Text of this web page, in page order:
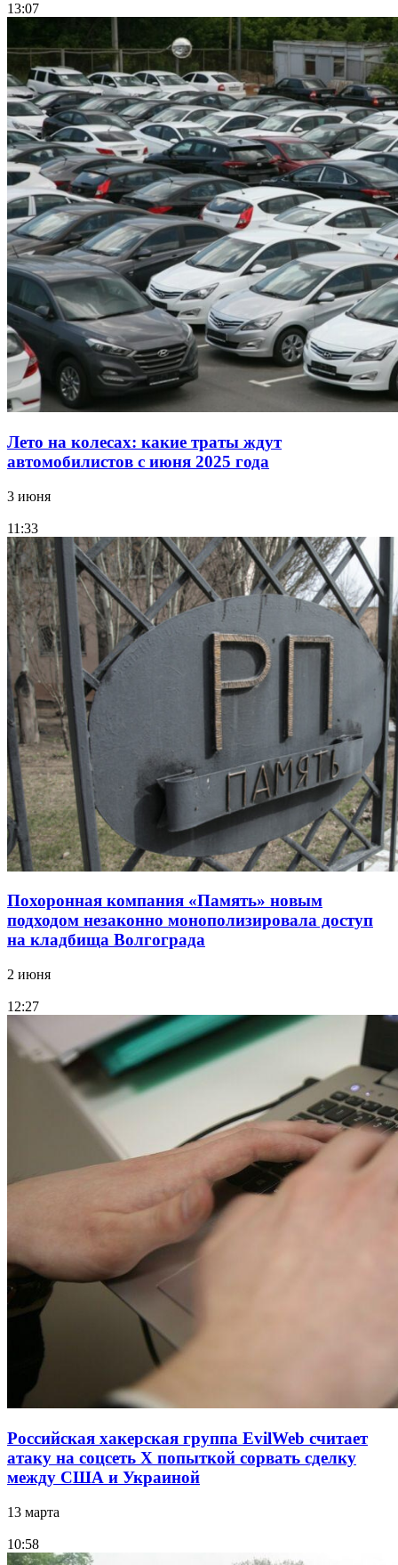
13:07
Лето на колесах: какие траты ждут
автомобилистов с июня 2025 года
3 июня
11:33
Похоронная компания «Память» новым
подходом незаконно монополизировала доступ
на кладбища Волгограда
2 июня
12:27
Российская хакерская группа EvilWeb считает
атаку на соцсеть Х попыткой сорвать сделку
между США и Украиной
13 марта
10:58